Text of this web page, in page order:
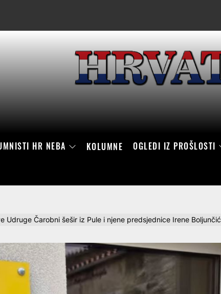
HR NEBA KOLUMNE OGLEDI IZ PROŠLOSTI
Udruge Čarobni šešir iz Pule i njene predsjednice Irene Boljunčić